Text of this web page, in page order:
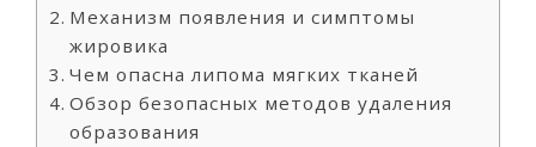
Механизм появления и симптомы
жировика
Чем опасна липома мягких тканей
Обзор безопасных методов удаления
образования